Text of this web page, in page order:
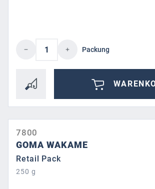
Produkt Anzahl: Gib den
Packung
7800
GOMA WAKAME
Retail Pack
250 g